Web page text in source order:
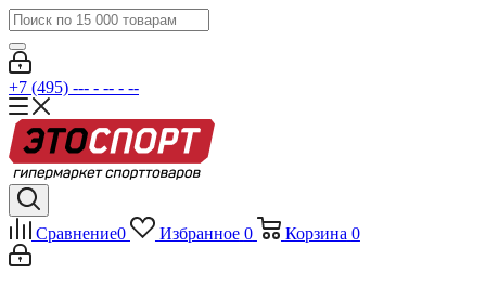
+7 (495) --- - -- - --
Сравнение0 Избранное 0 Корзина 0